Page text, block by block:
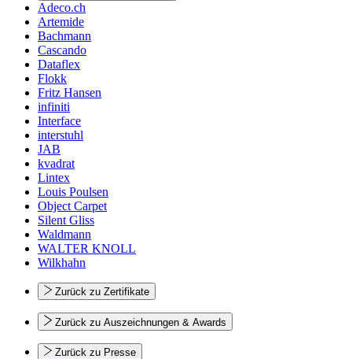
Adeco.ch
Artemide
Bachmann
Cascando
Dataflex
Flokk
Fritz Hansen
infiniti
Interface
interstuhl
JAB
kvadrat
Lintex
Louis Poulsen
Object Carpet
Silent Gliss
Waldmann
WALTER KNOLL
Wilkhahn
Zurück zu Zertifikate
Zurück zu Auszeichnungen & Awards
Zurück zu Presse